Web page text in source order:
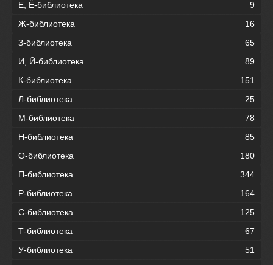
Е, Ё-библиотека
9
Ж-библиотека
16
З-библиотека
65
И, Й-библиотека
89
К-библиотека
151
Л-библиотека
25
М-библиотека
78
Н-библиотека
85
О-библиотека
180
П-библиотека
344
Р-библиотека
164
С-библиотека
125
Т-библиотека
67
У-библиотека
51